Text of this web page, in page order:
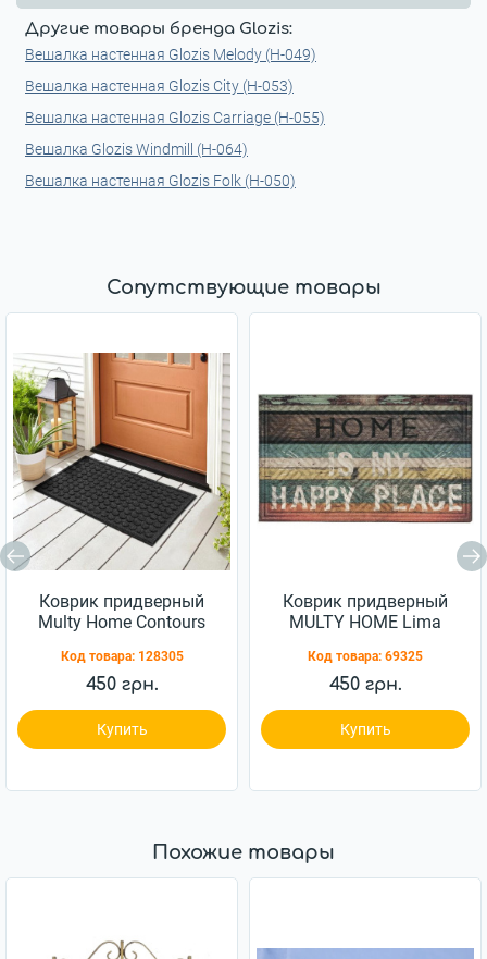
Другие товары бренда Glozis:
Вешалка настенная Glozis Melody (H-049)
Вешалка настенная Glozis City (H-053)
Вешалка настенная Glozis Carriage (H-055)
Вешалка Glozis Windmill (H-064)
Вешалка настенная Glozis Folk (H-050)
Сопутствующие товары
Коврик придверный
Multy Home Contours
45x75см (EU5000128)
Код товара: 128305
450 грн.
Купить
Коврик придверный
MULTY HOME Lima
Код товара: 69325
450 грн.
Купить
Похожие товары